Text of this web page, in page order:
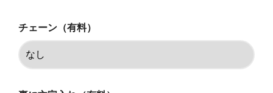
チェーン（有料）